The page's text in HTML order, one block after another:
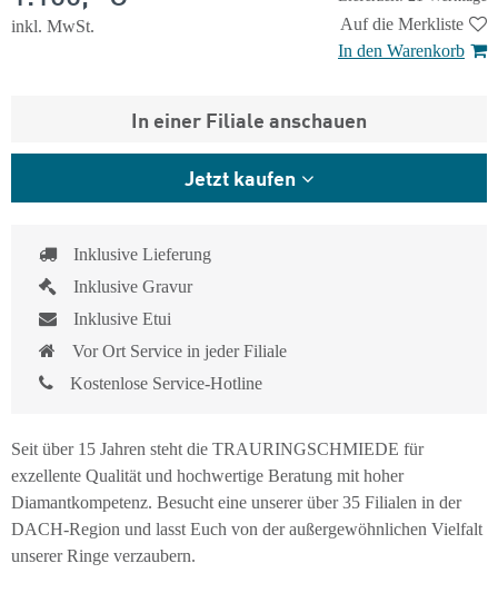
inkl. MwSt.
Auf die Merkliste
In den Warenkorb
In einer Filiale anschauen
Jetzt kaufen
Inklusive Lieferung
Inklusive Gravur
Inklusive Etui
Vor Ort Service in jeder Filiale
Kostenlose Service-Hotline
Seit über 15 Jahren steht die TRAURINGSCHMIEDE für
exzellente Qualität und hochwertige Beratung mit hoher
Diamantkompetenz. Besucht eine unserer über 35 Filialen in der
DACH-Region und lasst Euch von der außergewöhnlichen Vielfalt
unserer Ringe verzaubern.